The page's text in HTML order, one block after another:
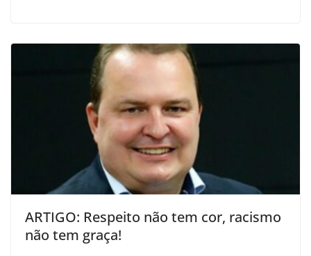
ARTIGO: Respeito não tem cor, racismo
não tem graça!